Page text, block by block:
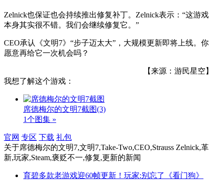
Zelnick也保证也会持续推出修复补丁。Zelnick表示：“这游戏
本身其实很不错。我们会继续修复它。”
CEO承认《文明7》“步子迈太大”，大规模更新即将上线。你
愿意再给它一次机会吗？
【来源：游民星空】
我想了解这个游戏：
席德梅尔的文明7截图(3)
1个图集 »
官网 专区 下载 礼包
关于席德梅尔的文明7,文明7,Take-Two,CEO,Strauss Zelnick,革
新,玩家,Steam,褒贬不一,修复,更新的新闻
育碧多款老游戏迎60帧更新！玩家:别忘了《看门狗》